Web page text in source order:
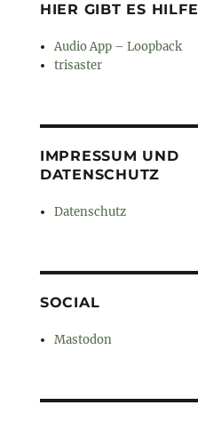
HIER GIBT ES HILFE
Audio App – Loopback
trisaster
IMPRESSUM UND
DATENSCHUTZ
Datenschutz
SOCIAL
Mastodon